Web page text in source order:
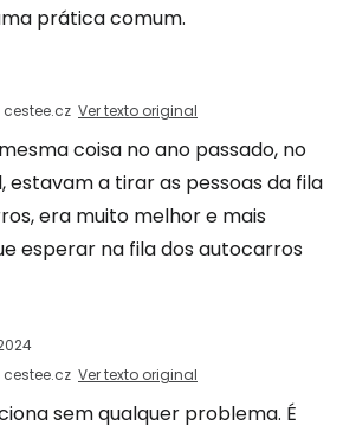
prática comum.
Ver texto original
coisa no ano passado, no
estavam a tirar as pessoas da fila
era muito melhor e mais
esperar na fila dos autocarros
Ver texto original
sem qualquer problema. É